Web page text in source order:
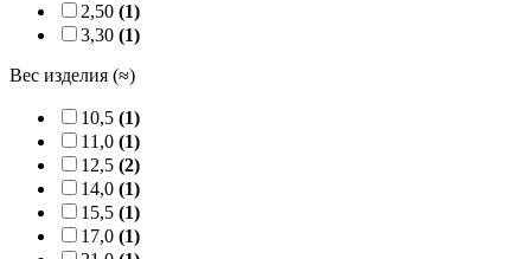
2,50 (1)
3,30 (1)
Вес изделия (≈)
10,5 (1)
11,0 (1)
12,5 (2)
14,0 (1)
15,5 (1)
17,0 (1)